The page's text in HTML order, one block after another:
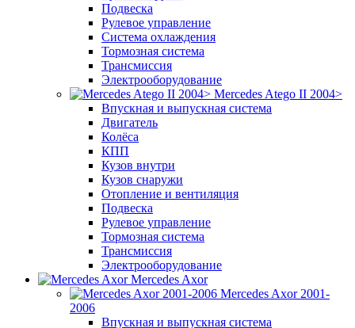
Подвеска
Рулевое управление
Система охлаждения
Тормозная система
Трансмиссия
Электрооборудование
Mercedes Atego II 2004>
Впускная и выпускная система
Двигатель
Колёса
КПП
Кузов внутри
Кузов снаружи
Отопление и вентиляция
Подвеска
Рулевое управление
Тормозная система
Трансмиссия
Электрооборудование
Mercedes Axor
Mercedes Axor 2001-
2006
Впускная и выпускная система